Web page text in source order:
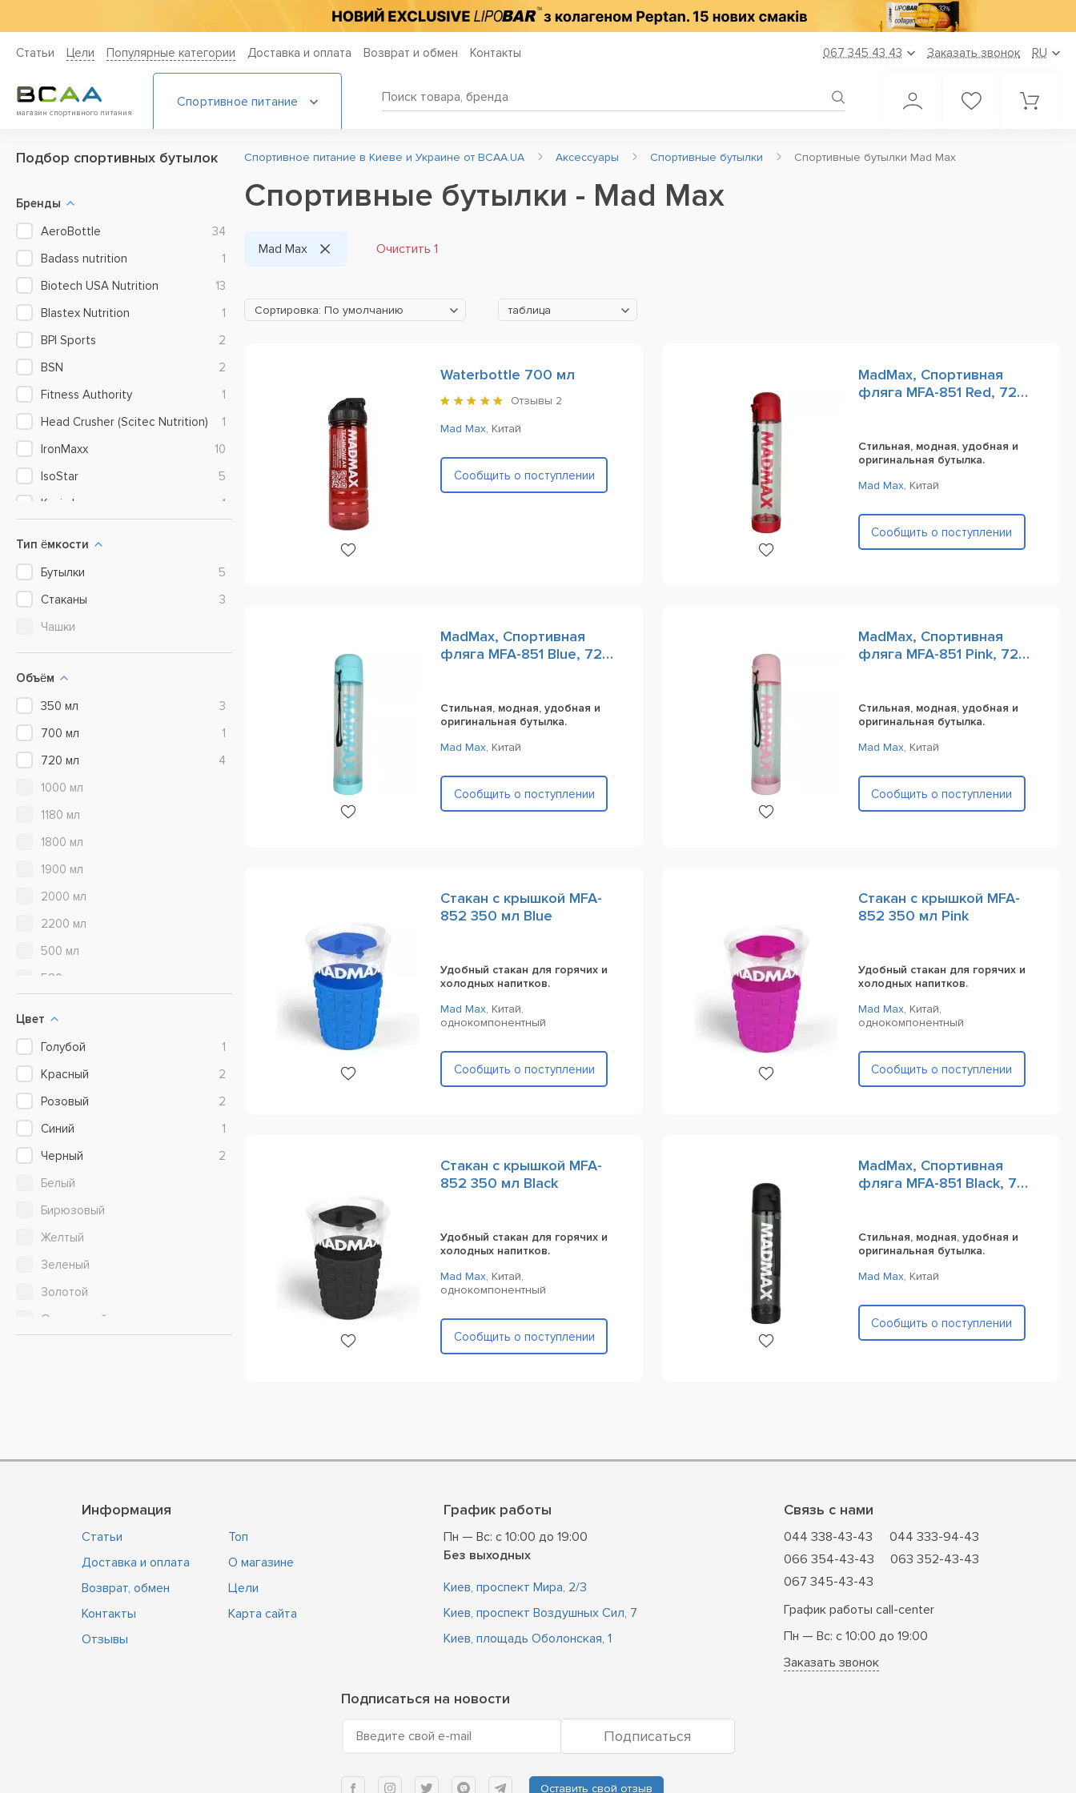
Статьи Цели Популярные категории Доставка и оплата Возврат и обмен Контакты 067 345 43 43 Заказать звонок RU
магазин спортивного питания
Спортивное питание
Подбор cпортивных бутылок
Бренды
AeroBottle
34
Badass nutrition
1
Biotech USA Nutrition
13
Blastex Nutrition
1
BPI Sports
2
BSN
2
Fitness Authority
1
Head Crusher (Scitec Nutrition)
1
IronMaxx
10
IsoStar
5
Kevin Levrone
1
Тип ёмкости
Бутылки
5
Стаканы
3
Чашки
Объём
350 мл
3
700 мл
1
720 мл
4
1000 мл
1180 мл
1800 мл
1900 мл
2000 мл
2200 мл
500 мл
580 мл
Цвет
Голубой
1
Красный
2
Розовый
2
Синий
1
Черный
2
Белый
Бирюзовый
Желтый
Зеленый
Золотой
Оранжевый
Спортивное питание в Киеве и Украине от BCAA.UA Аксессуары Спортивные бутылки Спортивные бутылки Mad Max
Спортивные бутылки - Mad Max
Mad Max Очистить 1
Сортировка: По умолчанию таблица
Waterbottle 700 мл
Отзывы 2
Mad Max, Китай
Сообщить о поступлении
MadMax, Спортивная
фляга MFA-851 Red, 720
Стильная, модная, удобная и
оригинальная бутылка.
Mad Max, Китай
Сообщить о поступлении
MadMax, Спортивная
фляга MFA-851 Blue, 720
Стильная, модная, удобная и
оригинальная бутылка.
Mad Max, Китай
Сообщить о поступлении
MadMax, Спортивная
фляга MFA-851 Pink, 720
Стильная, модная, удобная и
оригинальная бутылка.
Mad Max, Китай
Сообщить о поступлении
Стакан с крышкой MFA-
852 350 мл Blue
Удобный стакан для горячих и
холодных напитков.
Mad Max, Китай,
однокомпонентный
Сообщить о поступлении
Стакан с крышкой MFA-
852 350 мл Pink
Удобный стакан для горячих и
холодных напитков.
Mad Max, Китай,
однокомпонентный
Сообщить о поступлении
Стакан с крышкой MFA-
852 350 мл Black
Удобный стакан для горячих и
холодных напитков.
Mad Max, Китай,
однокомпонентный
Сообщить о поступлении
MadMax, Спортивная
фляга MFA-851 Black, 720
Стильная, модная, удобная и
оригинальная бутылка.
Mad Max, Китай
Сообщить о поступлении
Информация
Статьи
Доставка и оплата
Возврат, обмен
Контакты
Отзывы
Топ
О магазине
Цели
Карта сайта
График работы
Пн — Вс: с 10:00 до 19:00
Без выходных
Киев, проспект Мира, 2/3
Киев, проспект Воздушных Сил, 7
Киев, площадь Оболонская, 1
Связь с нами
044 338-43-43
044 333-94-43
066 354-43-43
063 352-43-43
067 345-43-43
График работы call-center
Пн — Вс: с 10:00 до 19:00
Заказать звонок
Подписаться на новости
Введите свой e-mail Подписаться
Оставить свой отзыв